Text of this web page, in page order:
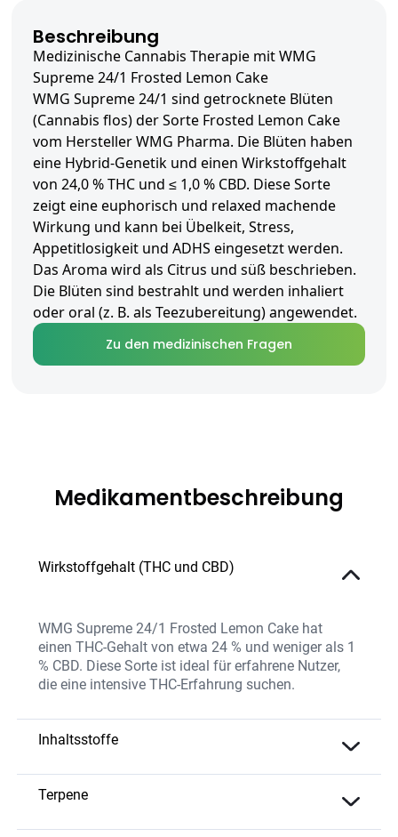
Beschreibung
Medizinische Cannabis Therapie mit WMG
Supreme 24/1 Frosted Lemon Cake
WMG Supreme 24/1 sind getrocknete Blüten
(Cannabis flos) der Sorte Frosted Lemon Cake
vom Hersteller WMG Pharma. Die Blüten haben
eine Hybrid-Genetik und einen Wirkstoffgehalt
von 24,0 % THC und ≤ 1,0 % CBD. Diese Sorte
zeigt eine euphorisch und relaxed machende
Wirkung und kann bei Übelkeit, Stress,
Appetitlosigkeit und ADHS eingesetzt werden.
Das Aroma wird als Citrus und süß beschrieben.
Die Blüten sind bestrahlt und werden inhaliert
oder oral (z. B. als Teezubereitung) angewendet.
Zu den medizinischen Fragen
Medikamentbeschreibung
Wirkstoffgehalt (THC und CBD)
WMG Supreme 24/1 Frosted Lemon Cake hat
einen THC-Gehalt von etwa 24 % und weniger als 1
% CBD. Diese Sorte ist ideal für erfahrene Nutzer,
die eine intensive THC-Erfahrung suchen.
Inhaltsstoffe
Die Sorte bietet eine hohe THC-Konzentration und
eine einzigartige Mischung natürlicher Terpene, die
Wirkung verstärken. Frosted Lemon Cake wird ohne
Terpene
Limonen– Frisch und zitrusartig;